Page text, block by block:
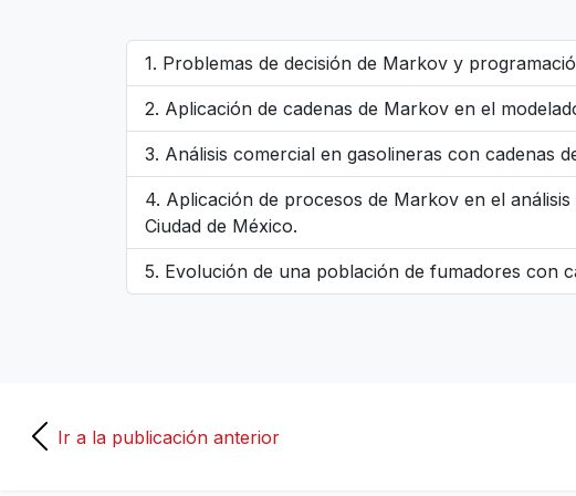
Problemas de decisión de Markov y
Aplicación de cadenas de Markov en el
Análisis comercial en gasolineras con cadenas
Aplicación de procesos de Markov en el
Ciudad de México.
Evolución de una población de fumadores con
Ir a la publicación anterior